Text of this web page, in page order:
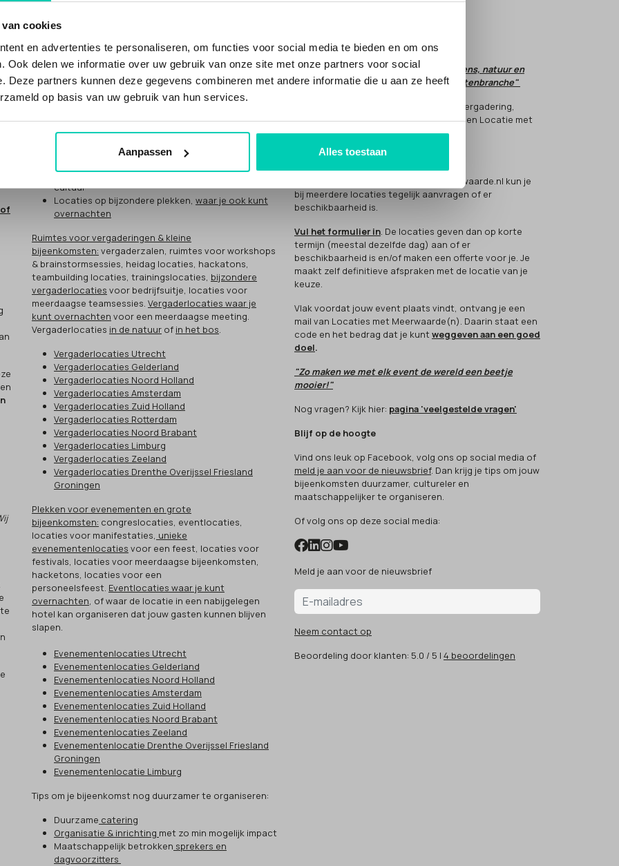
cookies
en advertenties te personaliseren, om functies voor social media te bieden en om ons
Ook delen we informatie over uw gebruik van onze site met onze partners voor social
Deze partners kunnen deze gegevens combineren met andere informatie die u aan ze heeft
op basis van uw gebruik van hun services.
Aanpassen Alles toestaan
WAT KUN JE BIJ ONS VINDEN?
Inspirerende duurzame en groene locaties, met
meer waarden
voorNATUUR.Duurzame evenementenlocatiesen
duurzame vergaderlocaties
waarden voorMENS: social impact
vergaderlocaties en eventlocaties met sociale
CULTUUR
locaties, gevestigd in
cultureel erfgoed of met een missie voor kunst en
cultuur
Locaties op bijzondere plekken, waar je ook kunt
overnachten
Ruimtes voor vergaderingen & kleine
bijeenkomsten: vergaderzalen, ruimtes voor workshops
& brainstormsessies, heidag locaties, hackatons,
teambuilding locaties, trainingslocaties, bijzondere
vergaderlocaties voor bedrijfsuitje, locaties voor
meerdaagse teamsessies. Vergaderlocaties waar je
kunt overnachten voor een meerdaagse meeting.
Vergaderlocaties in de natuur of in het bos.
Vergaderlocaties Utrecht
Vergaderlocaties Gelderland
Vergaderlocaties Noord Holland
Vergaderlocaties Amsterdam
Vergaderlocaties Zuid Holland
Vergaderlocaties Rotterdam
Vergaderlocaties Noord Brabant
Vergaderlocaties Limburg
Vergaderlocaties Zeeland
Vergaderlocaties Drenthe Overijssel Friesland
Groningen
Plekken voor evenementen en grote
bijeenkomsten: congreslocaties, eventlocaties,
locaties voor manifestaties, unieke
evenementenlocaties voor een feest, locaties voor
festivals, locaties voor meerdaagse bijeenkomsten,
hacketons, locaties voor een
personeelsfeest. Eventlocaties waar je kunt
overnachten, of waar de locatie in een nabijgelegen
hotel kan organiseren dat jouw gasten kunnen blijven
slapen.
Evenementenlocaties Utrecht
Evenementenlocaties Gelderland
Evenementenlocaties Noord Holland
Evenementenlocaties Amsterdam
Evenementenlocaties Zuid Holland
Evenementenlocaties Noord Brabant
Evenementenlocaties Zeeland
Evenementenlocatie Drenthe Overijssel Friesland
Groningen
Evenementenlocatie Limburg
Tips om je bijeenkomst nog duurzamer te organiseren:
Duurzame catering
Organisatie & inrichting met zo min mogelijk impact
Maatschappelijk betrokken sprekers en
dagvoorzitters
NeemCONTACTop.
"Het is onze droom dat respect voor mens, natuur en
cultuur de norm wordt in de evenementenbranche"
Jij helpt hier aan mee, door voor jouw vergadering,
evenement of meeting te kiezen voor een Locatie met
Meerwaarde(n).
Hoe werkt het?
Als bezoeker van de Locatiesmetmeerwaarde.nl kun je
bij meerdere locaties tegelijk aanvragen of er
beschikbaarheid is.
Vul het formulier in. De locaties geven dan op korte
termijn (meestal dezelfde dag) aan of er
beschikbaarheid is en/of maken een offerte voor je. Je
maakt zelf definitieve afspraken met de locatie van je
keuze.
Vlak voordat jouw event plaats vindt, ontvang je een
mail van Locaties met Meerwaarde(n). Daarin staat een
code en het bedrag dat je kunt weggeven aan een goed
doel.
"Zo maken we met elk event de wereld een beetje
mooier!"
Nog vragen? Kijk hier: pagina 'veelgestelde vragen'
Blijf op de hoogte
Vind ons leuk op Facebook, volg ons op social media of
meld je aan voor de nieuwsbrief. Dan krijg je tips om jouw
bijeenkomsten duurzamer, cultureler en
maatschappelijker te organiseren.
Of volg ons op deze social media:
Meld je aan voor de nieuwsbrief
Neem contact op
Beoordeling door klanten: 5.0 / 5 | 4 beoordelingen